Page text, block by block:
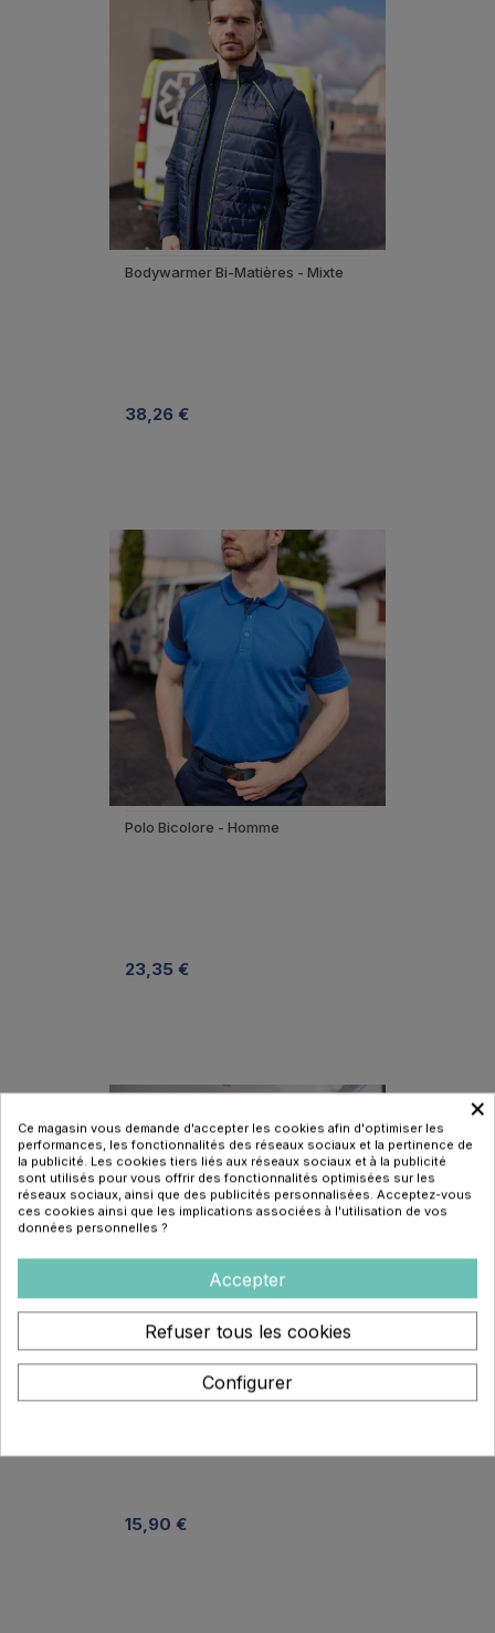
Bodywarmer Bi-Matières - Mixte
38,26 €
Polo Bicolore - Homme
23,35 €
Polo Liserés - Femme
15,90 €
×
Ce magasin vous demande d'accepter les cookies afin d'optimiser les
performances, les fonctionnalités des réseaux sociaux et la pertinence de
la publicité. Les cookies tiers liés aux réseaux sociaux et à la publicité
sont utilisés pour vous offrir des fonctionnalités optimisées sur les
réseaux sociaux, ainsi que des publicités personnalisées. Acceptez-vous
ces cookies ainsi que les implications associées à l'utilisation de vos
données personnelles ?
Accepter
Refuser tous les cookies
Configurer